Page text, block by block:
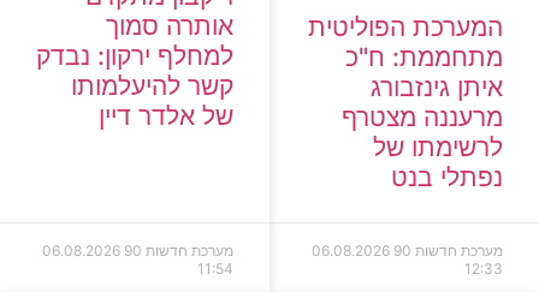
המערכת הפוליטית
מתחממת: ח"כ
איתן גינזבורג
מרעננה מצטרף
לרשימתו של
נפתלי בנט
מערכת חדשות 90
06.08.2026
12:33
אותרה סמוך
למחלף ירקון: נבדק
קשר להיעלמותו
של אלדר דיין
מערכת חדשות 90
06.08.2026
11:54